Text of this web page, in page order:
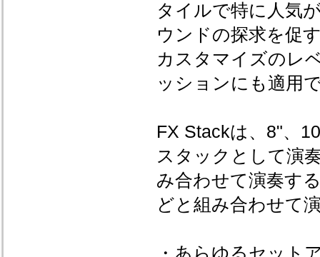
タイルで特に人気
ウンドの探求を促
カスタマイズのレ
ッションにも適用
FX Stackは、8"、
スタックとして演
み合わせて演奏す
どと組み合わせて
・あらゆるセット